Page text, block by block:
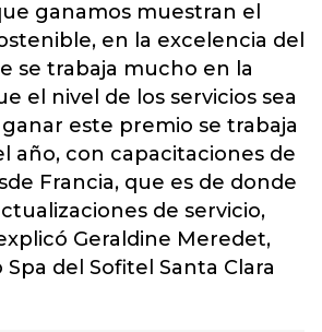
ganamos muestran el
en la excelencia del
se trabaja mucho en la
el nivel de los servicios sea
este premio se trabaja
año, con capacitaciones de
Francia, que es de donde
de servicio,
Geraldine Meredet,
del Sofitel Santa Clara